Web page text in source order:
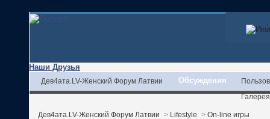
Наши Друзья
Дев4ата.LV-Женский Форум Латвии Обсуждения
Галерея
Дев4ата.LV-Женский Форум Латвии > Lifestyle > On-line игры